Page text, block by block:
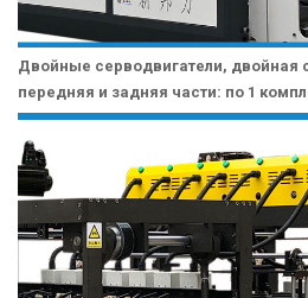
Двойные серводвигатели, двойная
передняя и задняя части: по 1